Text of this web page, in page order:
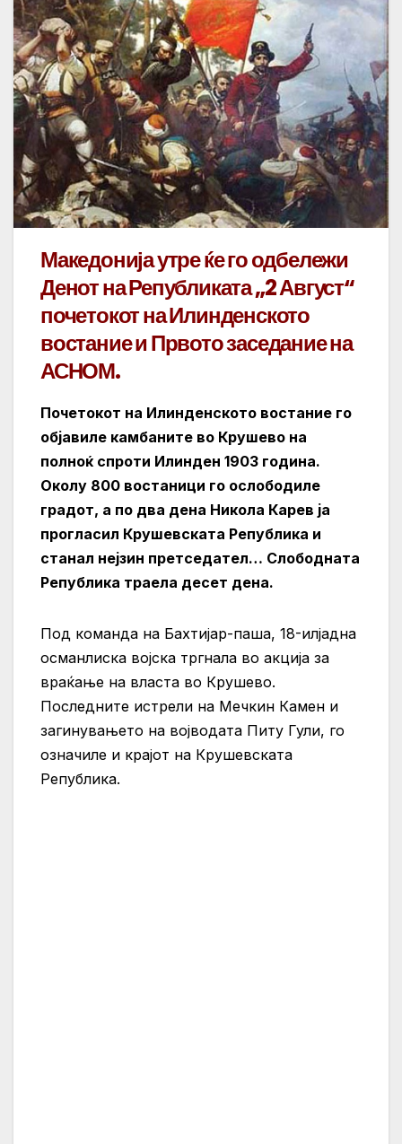
Македонија утре ќе го одбележи
Денот на Републиката „2 Август“
почетокот на Илинденското
востание и Првото заседание на
АСНОМ.
Почетокот на Илинденското востание го
објавиле камбаните во Крушево на
полноќ спроти Илинден 1903 година.
Околу 800 востаници го ослободиле
градот, а по два дена Никола Карев ја
прогласил Крушевската Република и
станал нејзин претседател… Слободната
Република траела десет дена.
Под команда на Бахтијар-паша, 18-илјадна
османлиска војска тргнала во акција за
враќање на власта во Крушево.
Последните истрели на Мечкин Камен и
загинувањето на војводата Питу Гули, го
означиле и крајот на Крушевската
Република.